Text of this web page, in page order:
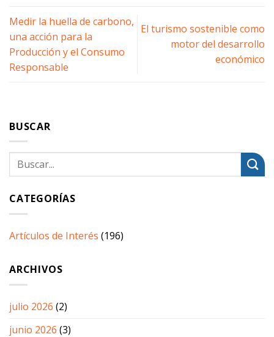
Medir la huella de carbono,
una acción para la
Producción y el Consumo
Responsable
El turismo sostenible como
motor del desarrollo
económico
BUSCAR
CATEGORÍAS
Artículos de Interés (196)
ARCHIVOS
julio 2026 (2)
junio 2026 (3)